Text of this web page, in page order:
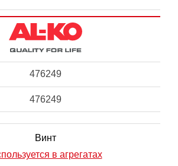
476249
476249
Винт
в агрегатах